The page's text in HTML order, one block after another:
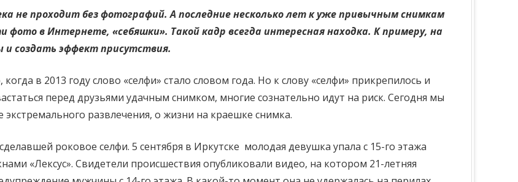
не проходит без фотографий. А последние несколько лет к уже привычным снимкам
фото в Интернете, «себяшки». Такой кадр всегда интересная находка. К примеру, на
и создать эффект присутствия.
в 2013 году слово «селфи» стало словом года. Но к слову «селфи» прикрепилось и
перед друзьями удачным снимком, многие сознательно идут на риск. Сегодня мы
развлечения, о жизни на краешке снимка.
роковое селфи. 5 сентября в Иркутске молодая девушка упала с 15-го этажа
«Лексус». Свидетели происшествия опубликовали видео, на котором 21-летняя